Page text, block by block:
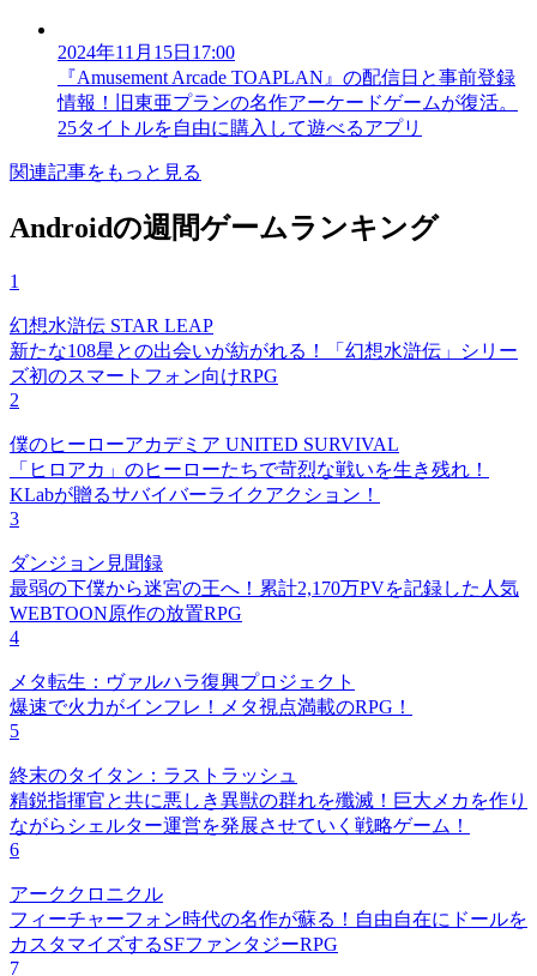
2024年11月15日17:00
『Amusement Arcade TOAPLAN』の配信日と事前登録
情報！旧東亜プランの名作アーケードゲームが復活。
25タイトルを自由に購入して遊べるアプリ
関連記事をもっと見る
Androidの週間ゲームランキング
1
幻想水滸伝 STAR LEAP
新たな108星との出会いが紡がれる！「幻想水滸伝」シリー
ズ初のスマートフォン向けRPG
2
僕のヒーローアカデミア UNITED SURVIVAL
「ヒロアカ」のヒーローたちで苛烈な戦いを生き残れ！
KLabが贈るサバイバーライクアクション！
3
ダンジョン見聞録
最弱の下僕から迷宮の王へ！累計2,170万PVを記録した人気
WEBTOON原作の放置RPG
4
メタ転生：ヴァルハラ復興プロジェクト
爆速で火力がインフレ！メタ視点満載のRPG！
5
終末のタイタン：ラストラッシュ
精鋭指揮官と共に悪しき異獣の群れを殲滅！巨大メカを作り
ながらシェルター運営を発展させていく戦略ゲーム！
6
アーククロニクル
フィーチャーフォン時代の名作が蘇る！自由自在にドールを
カスタマイズするSFファンタジーRPG
7